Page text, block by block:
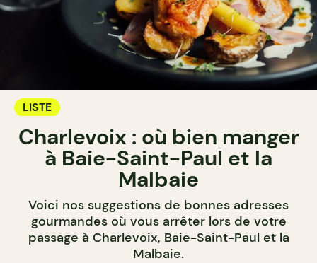
LISTE
Charlevoix : où bien manger
à Baie-Saint-Paul et la
Malbaie
Voici nos suggestions de bonnes adresses
gourmandes où vous arrêter lors de votre
passage à Charlevoix, Baie-Saint-Paul et la
Malbaie.